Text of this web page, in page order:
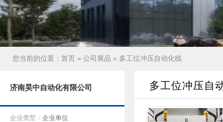
您当前的位置： 首页 » 公司展品 » 多工位冲压自动化线
济南昊中自动化有限公司
企业类型： 企业单位
多工位冲压自